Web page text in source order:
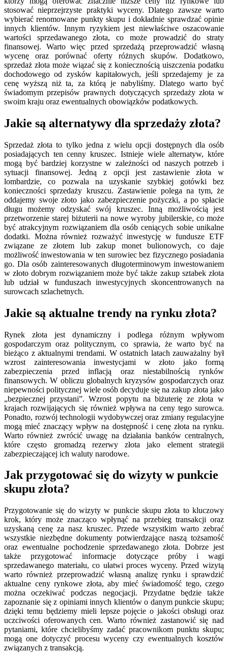
stosować nieprzejrzyste praktyki wyceny. Dlatego zawsze warto
wybierać renomowane punkty skupu i dokładnie sprawdzać opinie
innych klientów. Innym ryzykiem jest niewłaściwe oszacowanie
wartości sprzedawanego złota, co może prowadzić do straty
finansowej. Warto więc przed sprzedażą przeprowadzić własną
wycenę oraz porównać oferty różnych skupów. Dodatkowo,
sprzedaż złota może wiązać się z koniecznością uiszczenia podatku
dochodowego od zysków kapitałowych, jeśli sprzedajemy je za
cenę wyższą niż ta, za którą je nabyliśmy. Dlatego warto być
świadomym przepisów prawnych dotyczących sprzedaży złota w
swoim kraju oraz ewentualnych obowiązków podatkowych.
Jakie są alternatywy dla sprzedaży złota?
Sprzedaż złota to tylko jedna z wielu opcji dostępnych dla osób
posiadających ten cenny kruszec. Istnieje wiele alternatyw, które
mogą być bardziej korzystne w zależności od naszych potrzeb i
sytuacji finansowej. Jedną z opcji jest zastawienie złota w
lombardzie, co pozwala na uzyskanie szybkiej gotówki bez
konieczności sprzedaży kruszcu. Zastawienie polega na tym, że
oddajemy swoje złoto jako zabezpieczenie pożyczki, a po spłacie
długu możemy odzyskać swój kruszec. Inną możliwością jest
przetworzenie starej biżuterii na nowe wyroby jubilerskie, co może
być atrakcyjnym rozwiązaniem dla osób ceniących sobie unikalne
dodatki. Można również rozważyć inwestycję w fundusze ETF
związane ze złotem lub zakup monet bulionowych, co daje
możliwość inwestowania w ten surowiec bez fizycznego posiadania
go. Dla osób zainteresowanych długoterminowym inwestowaniem
w złoto dobrym rozwiązaniem może być także zakup sztabek złota
lub udział w funduszach inwestycyjnych skoncentrowanych na
surowcach szlachetnych.
Jakie są aktualne trendy na rynku złota?
Rynek złota jest dynamiczny i podlega różnym wpływom
gospodarczym oraz politycznym, co sprawia, że warto być na
bieżąco z aktualnymi trendami. W ostatnich latach zauważalny był
wzrost zainteresowania inwestycjami w złoto jako formą
zabezpieczenia przed inflacją oraz niestabilnością rynków
finansowych. W obliczu globalnych kryzysów gospodarczych oraz
niepewności politycznej wiele osób decyduje się na zakup złota jako
„bezpiecznej przystani”. Wzrost popytu na biżuterię ze złota w
krajach rozwijających się również wpływa na ceny tego surowca.
Ponadto, rozwój technologii wydobywczej oraz zmiany regulacyjne
mogą mieć znaczący wpływ na dostępność i cenę złota na rynku.
Warto również zwrócić uwagę na działania banków centralnych,
które często gromadzą rezerwy złota jako element strategii
zabezpieczającej ich waluty narodowe.
Jak przygotować się do wizyty w punkcie
skupu złota?
Przygotowanie się do wizyty w punkcie skupu złota to kluczowy
krok, który może znacząco wpłynąć na przebieg transakcji oraz
uzyskaną cenę za nasz kruszec. Przede wszystkim warto zebrać
wszystkie niezbędne dokumenty potwierdzające naszą tożsamość
oraz ewentualne pochodzenie sprzedawanego złota. Dobrze jest
także przygotować informacje dotyczące próby i wagi
sprzedawanego materiału, co ułatwi proces wyceny. Przed wizytą
warto również przeprowadzić własną analizę rynku i sprawdzić
aktualne ceny rynkowe złota, aby mieć świadomość tego, czego
można oczekiwać podczas negocjacji. Przydatne będzie także
zapoznanie się z opiniami innych klientów o danym punkcie skupu;
dzięki temu będziemy mieli lepsze pojęcie o jakości obsługi oraz
uczciwości oferowanych cen. Warto również zastanowić się nad
pytaniami, które chcielibyśmy zadać pracownikom punktu skupu;
mogą one dotyczyć procesu wyceny czy ewentualnych kosztów
związanych z transakcją.